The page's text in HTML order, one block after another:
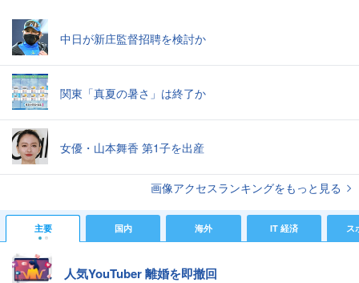
中日が新庄監督招聘を検討か
関東「真夏の暑さ」は終了か
女優・山本舞香 第1子を出産
画像アクセスランキングをもっと見る
主要 国内 海外 IT 経済 ス
人気YouTuber 離婚を即撤回